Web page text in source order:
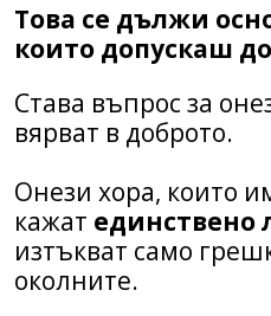
Това се дължи
които допускаш
Става въпрос за
вярват в доброто.
Онези хора, които
кажат
изтъкват само
околните.